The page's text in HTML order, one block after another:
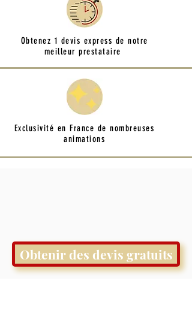
Obtenez 1 devis express de notre
meilleur prestataire
Exclusivité en France de nombreuses
animations
Obtenir des devis gratuits